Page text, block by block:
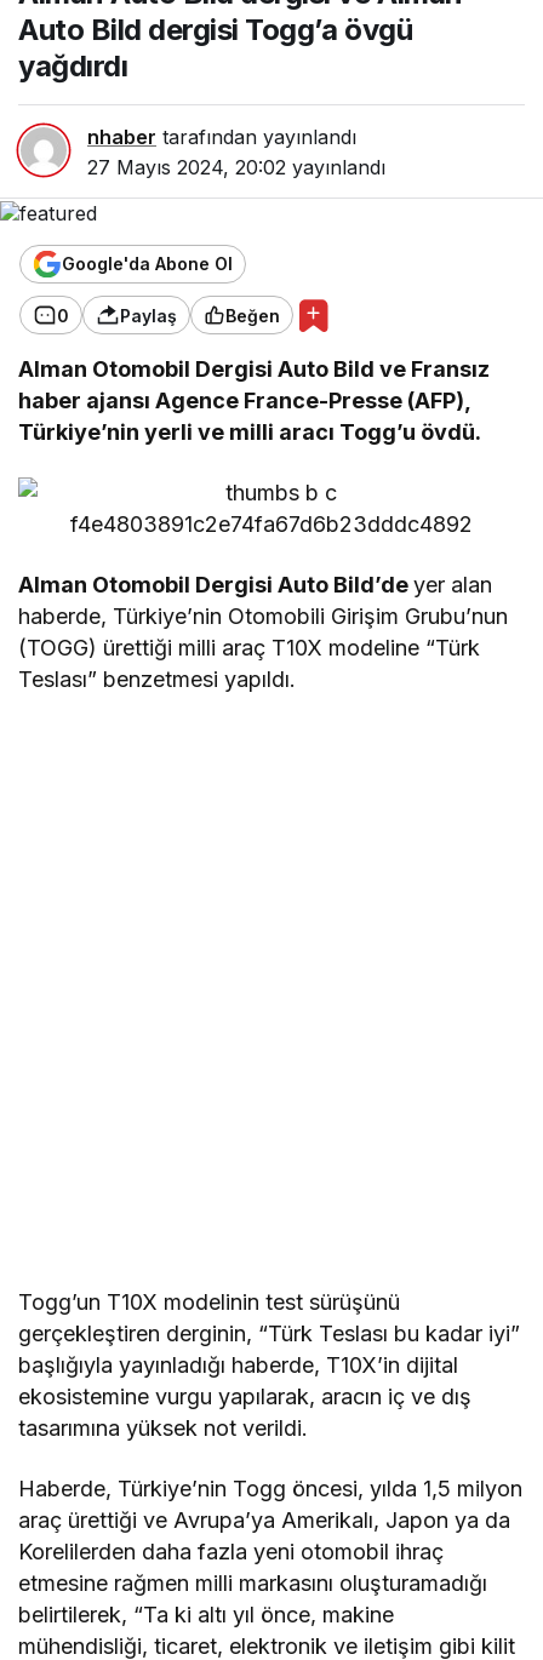
Togg’a övgü
yağdırdı
Auto Bild dergisi Togg’a övgü
yağdırdı
nhaber tarafından yayınlandı
27 Mayıs 2024, 20:02 yayınlandı
Google'da Abone Ol
0 Paylaş Beğen
Alman Otomobil Dergisi Auto Bild ve Fransız
haber ajansı Agence France-Presse (AFP),
Türkiye’nin yerli ve milli aracı Togg’u övdü.
Alman Otomobil Dergisi Auto Bild’deyer alan
haberde, Türkiye’nin Otomobili Girişim Grubu’nun
(TOGG) ürettiği milli araç T10X modeline “Türk
Teslası” benzetmesi yapıldı.
Togg’un T10X modelinin test sürüşünü
gerçekleştiren derginin, “Türk Teslası bu kadar iyi”
başlığıyla yayınladığı haberde, T10X’in dijital
ekosistemine vurgu yapılarak, aracın iç ve dış
tasarımına yüksek not verildi.
Haberde, Türkiye’nin Togg öncesi, yılda 1,5 milyon
araç ürettiği ve Avrupa’ya Amerikalı, Japon ya da
Korelilerden daha fazla yeni otomobil ihraç
etmesine rağmen milli markasını oluşturamadığı
belirtilerek, “Ta ki altı yıl önce, makine
mühendisliği, ticaret, elektronik ve iletişim gibi kilit